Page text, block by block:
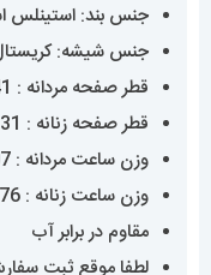
جنس بند:
جنس شیشه:
قطر صفحه مردانه : 41میلی‌متر
قطر صفحه زنانه : 31 میلیمتر 28 میلی‌متر
وزن ساعت مردانه : 107 گرم
وزن ساعت زنانه : 76 گرم
مقاوم در برابر آب
لطفا موقع ثبت